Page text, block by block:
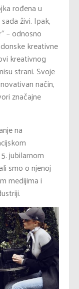
rođena u
živi. Ipak,
– odnosno
kreativne
kreativnog
strani. Svoje
način,
značajne
na
jubilarnom
smo o njenoj
medijima i